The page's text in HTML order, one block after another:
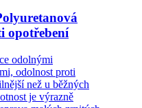
opotřebení
odolnými
odolnost proti
než u běžných
je výrazně